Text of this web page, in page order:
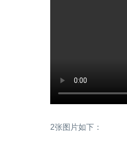
2张图片如下：